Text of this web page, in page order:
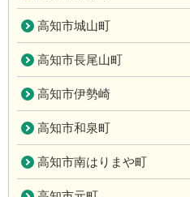
高知市城山町
高知市長尾山町
高知市伊勢崎
高知市和泉町
高知市南はりまや町